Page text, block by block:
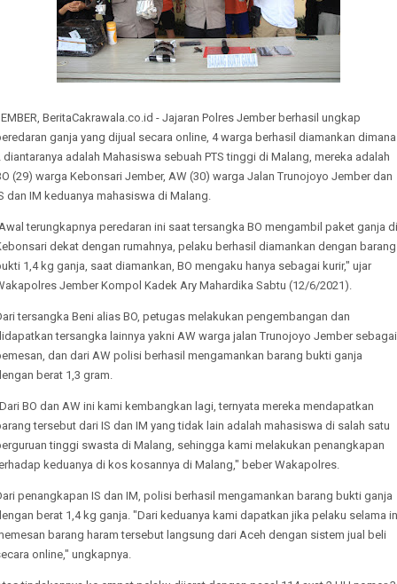
BeritaCakrawala.co.id - Jajaran Polres Jember berhasil ungkap
ganja yang dijual secara online, 4 warga berhasil diamankan dimana
diantaranya adalah Mahasiswa sebuah PTS tinggi di Malang, mereka adalah
(29) warga Kebonsari Jember, AW (30) warga Jalan Trunojoyo Jember dan
dan IM keduanya mahasiswa di Malang.
terungkapnya peredaran ini saat tersangka BO mengambil paket ganja di
dekat dengan rumahnya, pelaku berhasil diamankan dengan barang
1,4 kg ganja, saat diamankan, BO mengaku hanya sebagai kurir," ujar
Jember Kompol Kadek Ary Mahardika Sabtu (12/6/2021).
tersangka Beni alias BO, petugas melakukan pengembangan dan
tersangka lainnya yakni AW warga jalan Trunojoyo Jember sebagai
dan dari AW polisi berhasil mengamankan barang bukti ganja
berat 1,3 gram.
BO dan AW ini kami kembangkan lagi, ternyata mereka mendapatkan
tersebut dari IS dan IM yang tidak lain adalah mahasiswa di salah satu
tinggi swasta di Malang, sehingga kami melakukan penangkapan
keduanya di kos kosannya di Malang," beber Wakapolres.
penangkapan IS dan IM, polisi berhasil mengamankan barang bukti ganja
berat 1,4 kg ganja. "Dari keduanya kami dapatkan jika pelaku selama
barang haram tersebut langsung dari Aceh dengan sistem jual beli
online," ungkapnya.